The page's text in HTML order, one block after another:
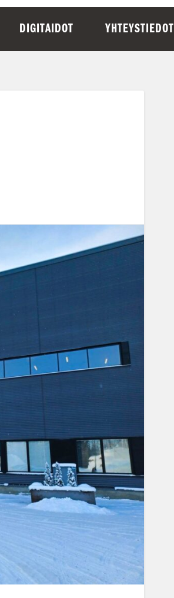
DIGITAIDOT YHTEYSTIEDOT